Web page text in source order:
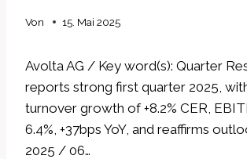
Von 15. Mai 2025
Avolta AG / Key word(s): Quarter
reports strong first quarter 2025,
turnover growth of +8.2% CER,
6.4%, +37bps YoY, and reaffirms
2025 / 06…